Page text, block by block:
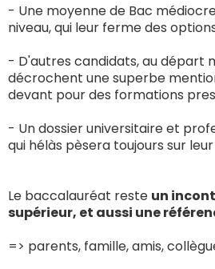
- Une moyenne de Bac
niveau, qui leur ferme des
- D'autres candidats, au départ
décrochent une superbe
devant pour des formations
- Un dossier universitaire et
qui hélàs pèsera toujours sur
Le baccalauréat reste un
supérieur, et aussi une
=> parents, famille, amis,